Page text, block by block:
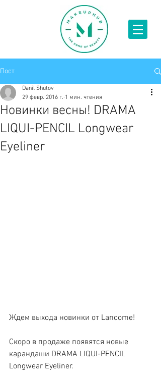
Пост
Новинки весны! DRAMA
LIQUI-PENCIL Longwear
Eyeliner
Danil Shutov
29 февр. 2016 г. 1 мин. чтения
Ждем выхода новинки от Lancome!
Скоро в продаже появятся новые
карандаши DRAMA LIQUI-PENCIL
Longwear Eyeliner.